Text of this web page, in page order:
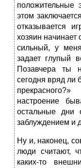
положительные
этом
отказывается
хозяин
сильный, у
задает глупый
Позавчера ты
сегодня вряд ли
настроение
остальные дни
заблуждением и
Ну и, наконец,
люди считают,
каких-то